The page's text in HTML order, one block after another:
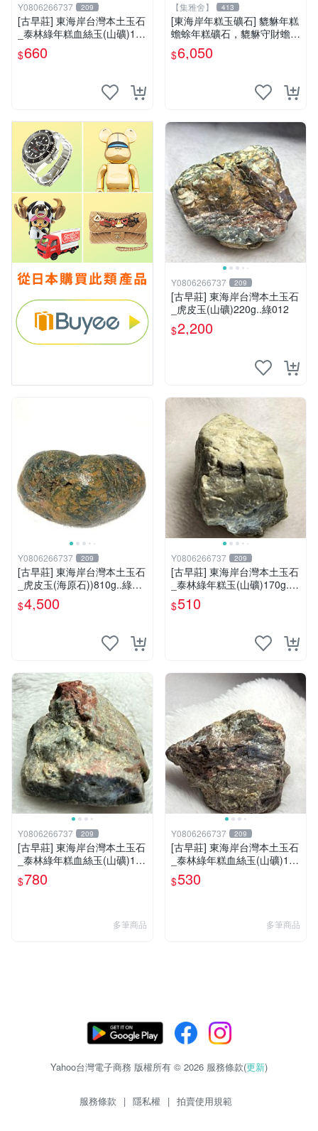
Y0806266737 209
[古早莊] 東海岸台灣本土玉石
_泰林綠年糕血絲玉(山礦)110
g..QQ.溫潤.雕刻上選好料_綠
008
$660
【集雅舍】 413
[東海岸年糕玉礦石] 貔貅年糕
蟾蜍年糕礦石，貔貅守財蟾蜍
富，年糕如玉富贵來，主富貴
如意福壽康寧大吉!重520公克
$6,050
Y0806266737 209
[古早莊] 東海岸台灣本土玉石
_虎皮玉(山礦)220g..綠012
$2,200
Y0806266737 209
[古早莊] 東海岸台灣本土玉石
_虎皮玉(海原石))810g..綠01
$4,500
Y0806266737 209
[古早莊] 東海岸台灣本土玉石
_泰林綠年糕玉(山礦)170g..Q
Q.溫潤.雕刻上選好料_綠002
$510
Y0806266737 209
[古早莊] 東海岸台灣本土玉石
_泰林綠年糕血絲玉(山礦)130
g..QQ.溫潤.雕刻上選好料_綠
009
$780
多筆商品
Y0806266737 209
[古早莊] 東海岸台灣本土玉石
_泰林綠年糕血絲玉(山礦)175
g..QQ.溫潤.雕刻上選好料_綠
005
$530
多筆商品
Yahoo台灣電子商務 版權所有 © 2026 服務條款(更新)
服務條款 | 隱私權 | 拍賣使用規範